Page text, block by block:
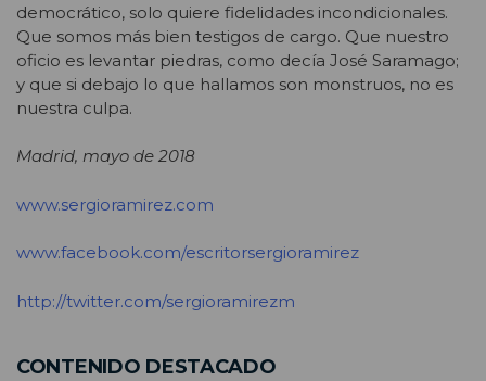
democrático, solo quiere fidelidades incondicionales.
Que somos más bien testigos de cargo. Que nuestro
oficio es levantar piedras, como decía José Saramago;
y que si debajo lo que hallamos son monstruos, no es
nuestra culpa.
Madrid, mayo de 2018
www.sergioramirez.com
www.facebook.com/escritorsergioramirez
http://twitter.com/sergioramirezm
CONTENIDO DESTACADO